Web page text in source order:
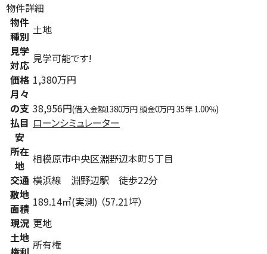
物件詳細
物件
種別 土地
見学
対応 見学可能です!
価格 1,380万円
月々
の支
払目
安
38,956円(借入金額1380万円 頭金0万円 35年 1.00％)
ローンシミュレーター
所在
地
相模原市中央区淵野辺本町５丁目
交通 横浜線 淵野辺駅 徒歩22分
敷地
面積 189.14㎡(実測) （57.21坪）
現況 更地
土地 所有権